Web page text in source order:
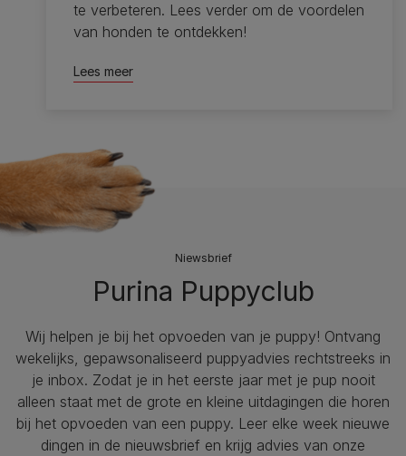
te verbeteren. Lees verder om de voordelen
van honden te ontdekken!
Lees meer
Niewsbrief
Purina Puppyclub
Wij helpen je bij het opvoeden van je puppy!​ Ontvang
wekelijks, gepawsonaliseerd puppyadvies rechtstreeks in
je inbox. Zodat je in het eerste jaar met je pup nooit
alleen staat met de grote en kleine uitdagingen die horen
bij het opvoeden van een puppy. Leer elke week nieuwe
dingen in de nieuwsbrief en krijg advies van onze